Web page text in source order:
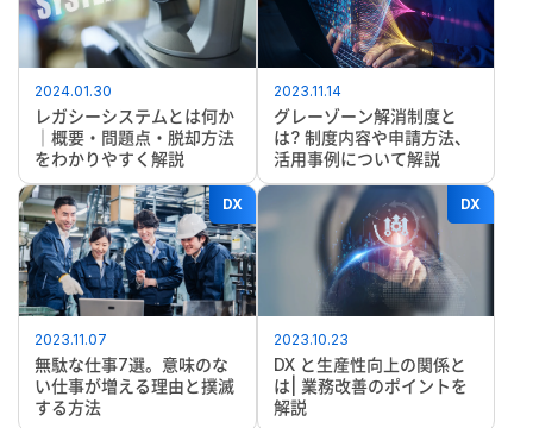
2024.01.30
レガシーシステムとは何か
｜概要・問題点・脱却方法
をわかりやすく解説
2023.11.14
グレーゾーン解消制度と
は? 制度内容や申請方法、
活用事例について解説
DX
2023.11.07
無駄な仕事7選。意味のな
い仕事が増える理由と撲滅
する方法
DX
2023.10.23
DX と生産性向上の関係と
は| 業務改善のポイントを
解説